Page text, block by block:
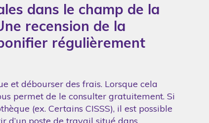
dans le champ de la
recension de la
régulièrement
et débourser des frais. Lorsque cela
permet de le consulter gratuitement. Si
(ex. Certains CISSS), il est possible